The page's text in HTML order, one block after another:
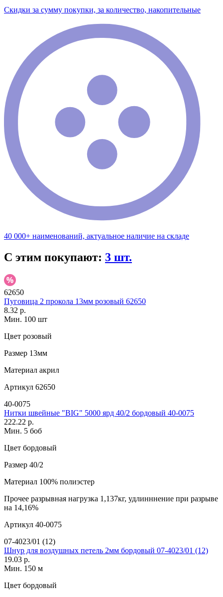
Скидки за сумму покупки, за количество, накопительные
40 000+ наименований, актуальное наличие на складе
С этим покупают: 3 шт.
62650
Пуговица 2 прокола 13мм розовый 62650
8.32 р.
Мин. 100 шт
Цвет розовый
Размер 13мм
Материал акрил
Артикул 62650
40-0075
Нитки швейные "BIG" 5000 ярд 40/2 бордовый 40-0075
222.22 р.
Мин. 5 боб
Цвет бордовый
Размер 40/2
Материал 100% полиэстер
Прочее разрывная нагрузка 1,137кг, удлинннение при разрыве
на 14,16%
Артикул 40-0075
07-4023/01 (12)
Шнур для воздушных петель 2мм бордовый 07-4023/01 (12)
19.03 р.
Мин. 150 м
Цвет бордовый